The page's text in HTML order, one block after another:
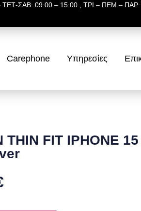
ΤΕΤ-ΣΑΒ: 09:00 – 15:00 , ΤΡΙ – ΠΕΜ –
Carephone Υπηρεσίες
THIN FIT IPHONE